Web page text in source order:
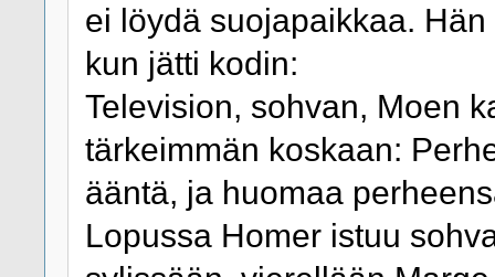
ei löydä suojapaikkaa.
kun jätti kodin:
Television, sohvan, Moen
tärkeimmän koskaan:
ääntä, ja huomaa
Lopussa Homer istuu